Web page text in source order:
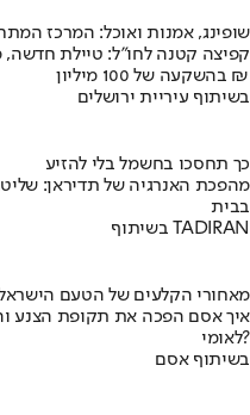
שופינג, אמנות ואוכל: המרכז
קפיצה קטנה לחו"ל: טיילת חדשה,
בהשקעה של 100 מיליון ₪
בשיתוף עיריית ירושלים
כך תחסכו בחשמל בלי להזיע
מהפכת האנרגיה של תדיראן:
בבית
בשיתוף TADIRAN
מאחורי הקלעים של הטעם
לאומי?
בשיתוף אסם